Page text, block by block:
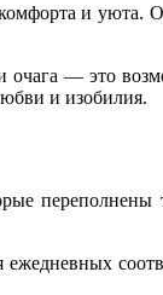
и уюта.
— это
и изобилия.